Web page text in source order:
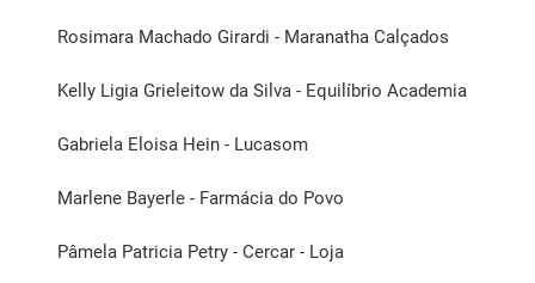
Rosimara Machado Girardi - Maranatha Calçados
Kelly Ligia Grieleitow da Silva - Equilíbrio Academia
Gabriela Eloisa Hein - Lucasom
Marlene Bayerle - Farmácia do Povo
Pâmela Patricia Petry - Cercar - Loja